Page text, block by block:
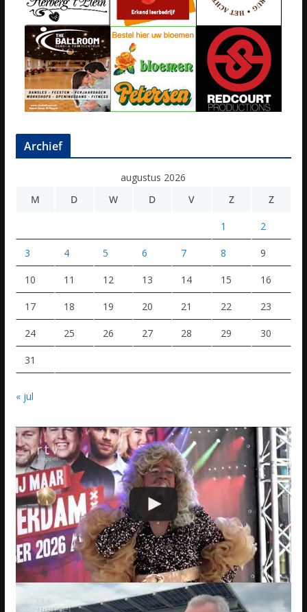
Archief
augustus 2026
M
D W D V Z Z
1 2
3 4 5 6 7 8 9
10 11 12 13 14 15 16
17 18 19 20 21 22 23
24 25 26 27 28 29 30
31
« jul